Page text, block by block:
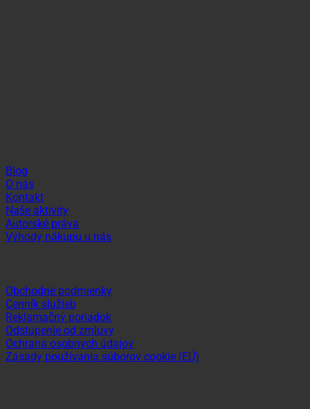
Blog
O nás
Kontakt
Naše aktivity
Autorské práva
Výhody nákupu u nás
Obchodné podmienky
Cenník služieb
Reklamačný poriadok
Odstúpenie od zmluvy
Ochrana osobných údajov
Zásady používania súborov cookie (EÚ)